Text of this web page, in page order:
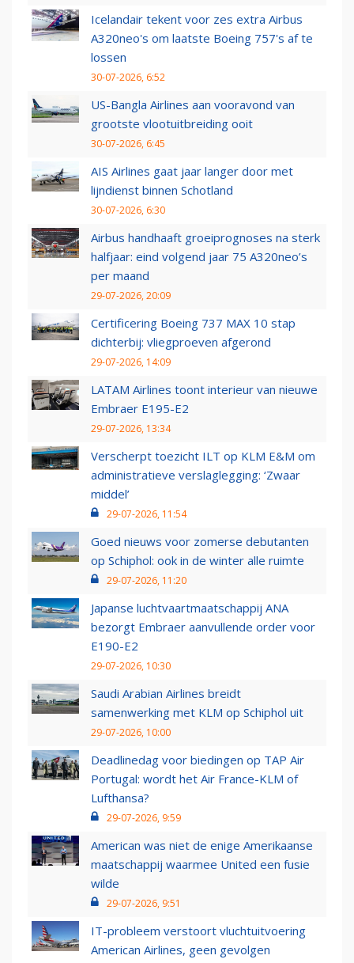
Icelandair tekent voor zes extra Airbus
A320neo's om laatste Boeing 757's af te
lossen
30-07-2026, 6:52
US-Bangla Airlines aan vooravond van
grootste vlootuitbreiding ooit
30-07-2026, 6:45
AIS Airlines gaat jaar langer door met
lijndienst binnen Schotland
30-07-2026, 6:30
Airbus handhaaft groeiprognoses na sterk
halfjaar: eind volgend jaar 75 A320neo’s
per maand
29-07-2026, 20:09
Certificering Boeing 737 MAX 10 stap
dichterbij: vliegproeven afgerond
29-07-2026, 14:09
LATAM Airlines toont interieur van nieuwe
Embraer E195-E2
29-07-2026, 13:34
Verscherpt toezicht ILT op KLM E&M om
administratieve verslaglegging: ‘Zwaar
middel’
29-07-2026, 11:54
Goed nieuws voor zomerse debutanten
op Schiphol: ook in de winter alle ruimte
29-07-2026, 11:20
Japanse luchtvaartmaatschappij ANA
bezorgt Embraer aanvullende order voor
E190-E2
29-07-2026, 10:30
Saudi Arabian Airlines breidt
samenwerking met KLM op Schiphol uit
29-07-2026, 10:00
Deadlinedag voor biedingen op TAP Air
Portugal: wordt het Air France-KLM of
Lufthansa?
29-07-2026, 9:59
American was niet de enige Amerikaanse
maatschappij waarmee United een fusie
wilde
29-07-2026, 9:51
IT-probleem verstoort vluchtuitvoering
American Airlines, geen gevolgen